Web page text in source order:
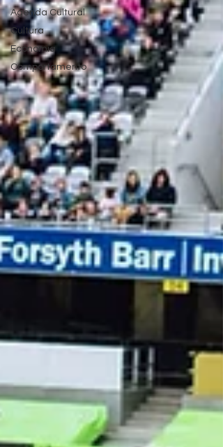
Agenda Cultural
Cultura
Economia
Comportamento